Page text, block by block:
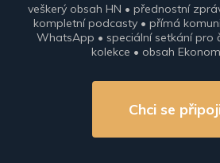
veškerý obsah HN • přednostní
kompletní podcasty • přímá
WhatsApp • speciální setkání pro
kolekce • obsah
Chci se